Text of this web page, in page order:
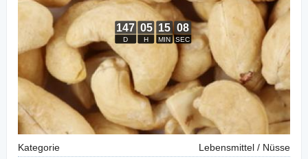
Kategorie
Lebensmittel / Nüsse